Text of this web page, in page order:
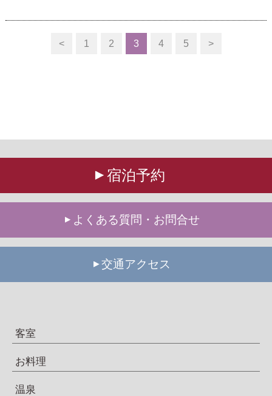
< 1 2 3 4 5 >
宿泊予約
よくある質問・お問合せ
交通アクセス
客室
お料理
温泉